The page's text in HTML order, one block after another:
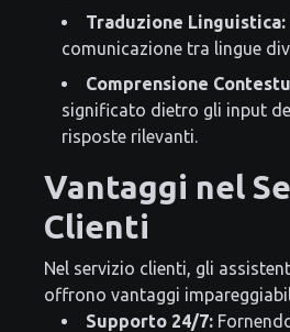
Traduzione Linguistica:
comunicazione tra lingue
Comprensione
significato dietro gli input
risposte rilevanti.
Vantaggi nel
Clienti
Nel servizio clienti, gli
offrono vantaggi
Supporto 24/7: